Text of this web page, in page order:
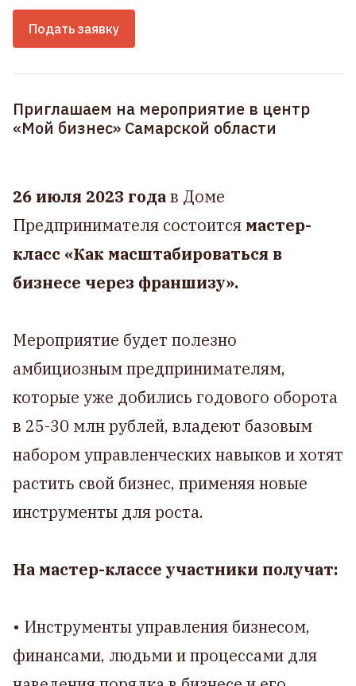
Подать заявку
Приглашаем на мероприятие в центр
«Мой бизнес» Самарской области
26 июля 2023 годав Доме
Предпринимателя состоится мастер-
класс «Как масштабироваться в
бизнесе через франшизу».
Мероприятие будет полезно
амбициозным предпринимателям,
которые уже добились годового оборота
в 25-30 млн рублей, владеют базовым
набором управленческих навыков и хотят
растить свой бизнес, применяя новые
инструменты для роста.
На мастер-классе участники получат:
• Инструменты управления бизнесом,
финансами, людьми и процессами для